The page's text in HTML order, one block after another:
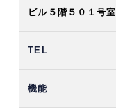
ビル５階５０１号室